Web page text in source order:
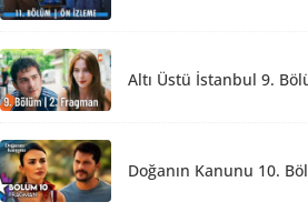
Altı Üstü İstanbul 9.
Doğanın Kanunu 10.